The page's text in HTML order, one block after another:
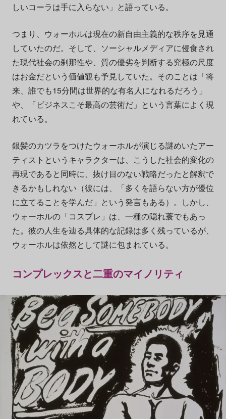
しいコーラは手に入らない」と語っている。
つまり、ウォーホルは現在の新自由主義的な秩序を見通
していたのだ。そして、ソーシャルメディアに侵食され
た現代社会の刹那性や、質の優劣を判断する究極の尺度
はお金だという価値観も予見していた。そのことは「将
来、誰でも15分間は世界的な有名人になれるだろう」
や、「ビジネスこそ最高の芸術だ」という言葉によく現
れている。
銀髪のカツラをつけたウォーホルが演じる謎めいたアー
ティストというキャラクターは、こうした社会的変化の
再現であると同時に、抜け目のない戦略だったと解釈で
きるかもしれない（彼には、「多くを語らない方が優位
に立てることを学んだ」という発言もある）。しかし、
ウォーホルの「コスプレ」は、一種の隠れ蓑でもあっ
た。彼の人生を辿る具体的な記録は多く残っているが、
ウォーホルは依然として謎に包まれている。
コンプレックスと二重のマイノリティ